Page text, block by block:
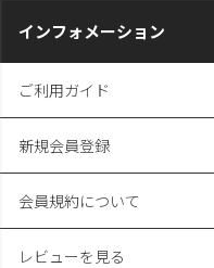
インフォメーション
ご利用ガイド
新規会員登録
会員規約について
レビューを見る